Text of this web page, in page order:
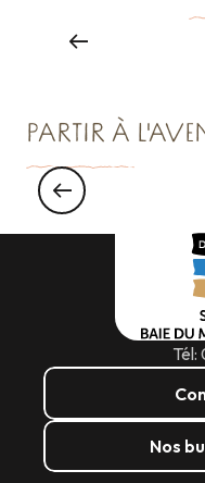
PARTIR À
A la rencontre
Tél:
Nos